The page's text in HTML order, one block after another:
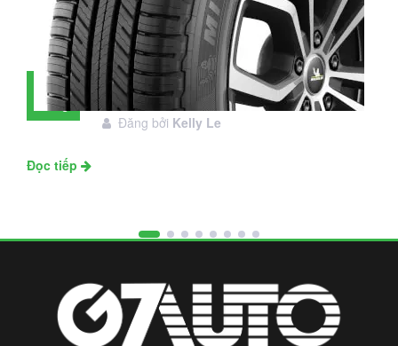
28
Tháng
Đánh giá lốp Michelin Primacy SUV:
Đáng đầu tư không?
Đăng bởi Kelly Le
Đọc tiếp